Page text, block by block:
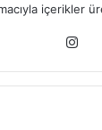
içerikler